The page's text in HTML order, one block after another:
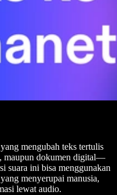
mengubah teks tertulis
maupun dokumen digital—
suara ini bisa menggunakan
menyerupai manusia,
lewat audio.